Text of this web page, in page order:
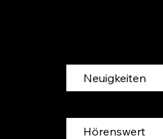
Neuigkeiten
Hörenswert